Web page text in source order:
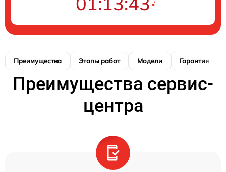
Преимущества Этапы работ Модели Гарантия
Преимущества сервис-
центра